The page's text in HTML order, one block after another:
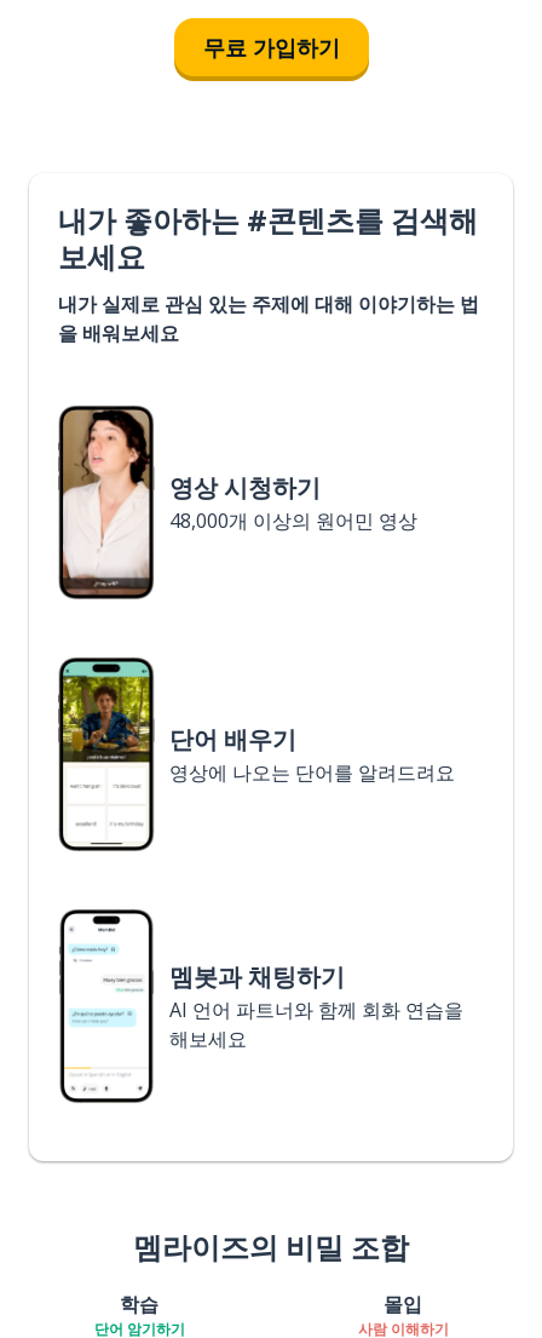
무료 가입하기
내가 좋아하는 #콘텐츠를 검색해
보세요
내가 실제로 관심 있는 주제에 대해 이야기하는 법
을 배워보세요
영상 시청하기
48,000개 이상의 원어민 영상
단어 배우기
영상에 나오는 단어를 알려드려요
멤봇과 채팅하기
AI 언어 파트너와 함께 회화 연습을
해보세요
멤라이즈의 비밀 조합
학습
단어 암기하기
몰입
사람 이해하기